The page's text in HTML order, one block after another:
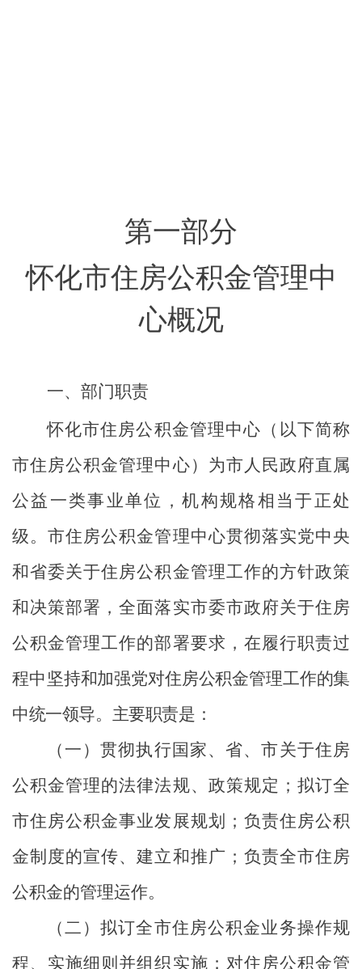
第一部分
怀化市住房公积金管理中
心概况
一、 部门职责
怀化市住房公积金管理中心（以下简称
市住房公积金管理中心）为市人民政府直属
公益一类事业单位，机构规格相当于正处
级。市住房公积金管理中心贯彻落实党中央
和省委关于住房公积金管理工作的方针政策
和决策部署，全面落实市委市政府关于住房
公积金管理工作的部署要求，在履行职责过
程中坚持和加强党对住房公积金管理工作的集
中统一领导。主要职责是：
（一）贯彻执行国家、省、市关于住房
公积金管理的法律法规、政策规定；拟订全
市住房公积金事业发展规划；负责住房公积
金制度的宣传、建立和推广；负责全市住房
公积金的管理运作。
（二）拟订全市住房公积金业务操作规
程、实施细则并组织实施；对住房公积金管